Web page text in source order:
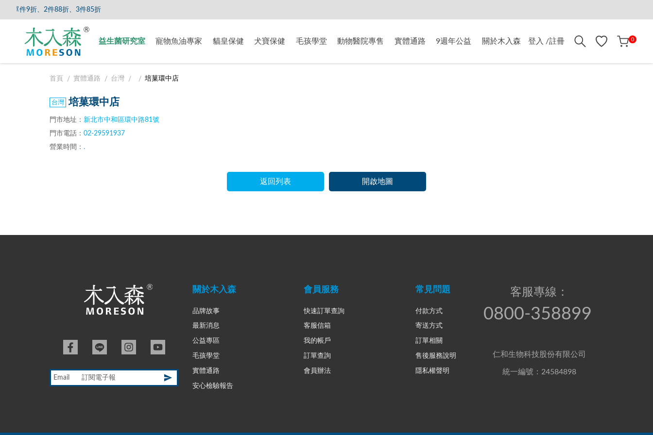
單件9折、2件88折、3件85折
益生菌研究室 寵物魚油專家 貓皇保健 犬寶保健 毛孩學堂 動物醫院專售 實體通路 9週年公益 關於木入森 登入 /註冊 0
首頁 實體通路 台灣 培菓環中店
培菓環中店
門市地址： 新北市中和區環中路81號
門市電話： 02-29591937
營業時間： .
返回列表 開啟地圖
客服專線：
0800-358899
仁和生物科技股份有限公司
統一編號：24584898
關於木入森
品牌故事
最新消息
公益專區
毛孩學堂
實體通路
安心檢驗報告
會員服務
快速訂單查詢
客服信箱
我的帳戶
訂單查詢
會員辦法
常見問題
付款方式
寄送方式
訂單相關
售後服務說明
隱私權聲明
Email